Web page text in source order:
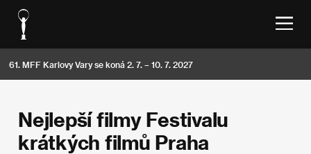
61. MFF Karlovy Vary se koná 2. 7. – 10. 7. 2027
Nejlepší filmy Festivalu
krátkých filmů Praha